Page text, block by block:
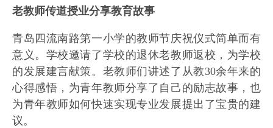
老教师传道授业分享教育故事
青岛四流南路第一小学的教师节庆祝仪式简单而有
意义。学校邀请了学校的退休老教师返校，为学校
的发展建言献策。老教师们讲述了从教30余年来的
心得感悟，为青年教师分享了自己的励志故事，也
为青年教师如何快速实现专业发展提出了宝贵的建
议。